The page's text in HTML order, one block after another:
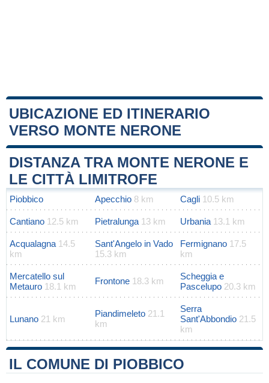
UBICAZIONE ED ITINERARIO
VERSO MONTE NERONE
+
−
Leaflet|Map data ©OpenStreetMap
DISTANZA TRA MONTE NERONE E
LE CITTÀ LIMITROFE
Piobbico Apecchio 8 km Cagli 10.5 km
Cantiano 12.5 km Pietralunga 13 km Urbania 13.1 km
Acqualagna 14.5
km
Sant'Angelo in Vado
15.3 km
Fermignano 17.5
km
Mercatello sul
Metauro 18.1 km
Frontone 18.3 km
Scheggia e
Pascelupo 20.3 km
Lunano 21 km
Piandimeleto 21.1
km
Serra
Sant'Abbondio 21.5
km
IL COMUNE DI PIOBBICO